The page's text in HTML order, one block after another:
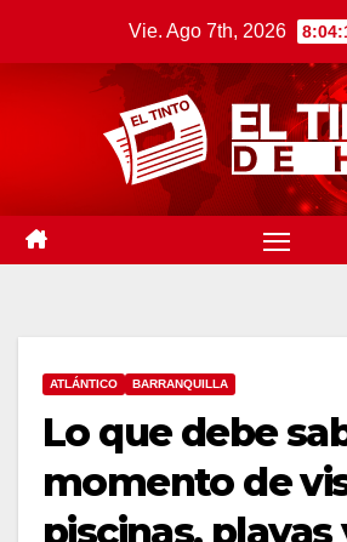
Vie. Ago 7th, 2026
ATLÁNTICO BARRANQUILLA
Lo que debe
momento de
piscinas, playas